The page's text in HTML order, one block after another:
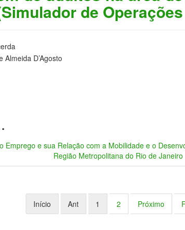
de
Almeida D’Agosto
Emprego e sua Relação com a Mobilidade e o
Região Metropolitana do Rio de Janeiro
Início Ant 1 2 Próximo